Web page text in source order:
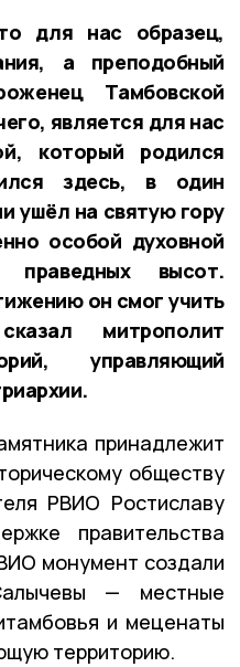
для нас образец,
а преподобный
Тамбовской
является для нас
который родился
здесь, в один
ушёл на святую гору
особой духовной
высот.
он смог учить
митрополит
управляющий
принадлежит
обществу
РВИО Ростиславу
правительства
монумент создали
— местные
и меценаты
территорию.